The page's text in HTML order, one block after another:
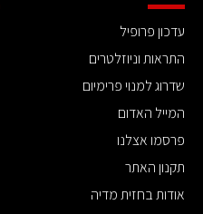
עדכון פרופיל
התראות וניוזלטרים
שדרוג למנוי פרימיום
המייל האדום
פרסמו אצלנו
תקנון האתר
אודות בחזית מדיה